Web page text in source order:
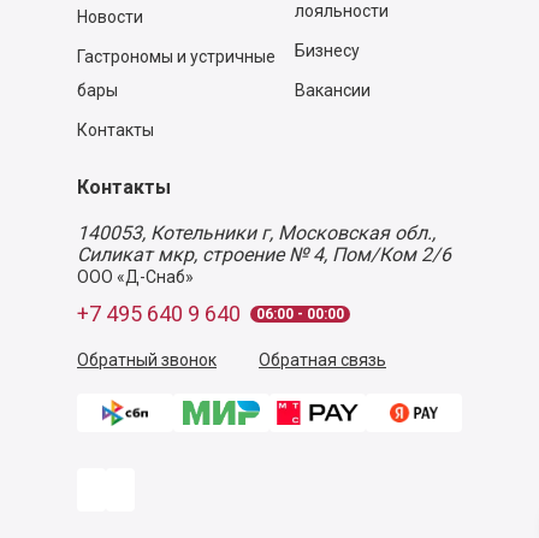
Новости
Гастрономы и устричные
бары
Контакты
лояльности
Бизнесу
Вакансии
Контакты
140053, Котельники г, Московская обл.,
Силикат мкр, строение № 4, Пом/Ком 2/6
ООО «Д-Снаб»
+7 495 640 9 640 06:00 - 00:00
Обратный звонок Обратная связь